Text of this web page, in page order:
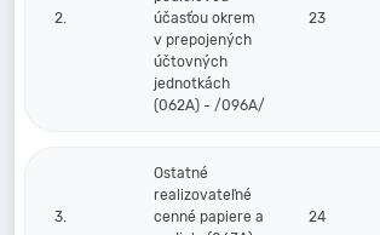
2.
účasťou okrem
v prepojených
účtovných
jednotkách
(062A) - /096A/
23
3.
Ostatné
realizovateľné
cenné papiere a
24